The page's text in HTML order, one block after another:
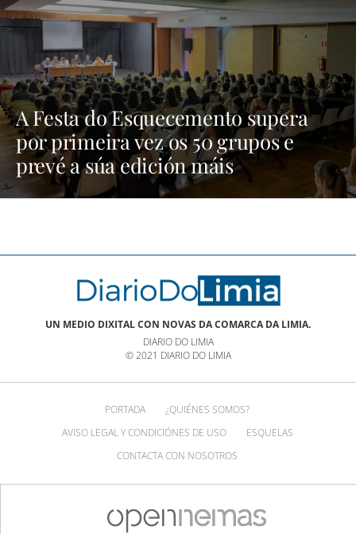
A Festa do Esquecemento supera
por primeira vez os 50 grupos e
prevé a súa edición máis
multitudinaria | NOTICIAS XINZO
UN MEDIO DIXITAL CON NOVAS DA COMARCA DA LIMIA.
DIARIO DO LIMIA
© 2021 DIARIO DO LIMIA
PORTADA
¿QUIÉNES SOMOS?
AVISO LEGAL Y CONDICIÓNES DE USO
ESQUELAS
CONTACTA CON NOSOTROS